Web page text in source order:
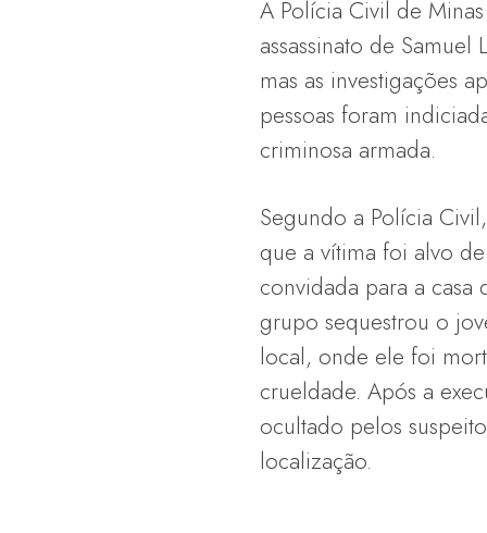
A Polícia Civil de
assassinato de
mas as investigações
pessoas foram
criminosa armada.
Segundo a Polícia
que a vítima foi alvo
convidada para a casa
grupo sequestrou o
local, onde ele foi
crueldade. Após a
ocultado pelos
localização.